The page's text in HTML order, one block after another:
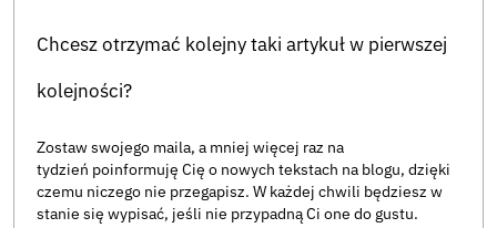
Chcesz otrzymać kolejny taki artykuł w pierwszej
kolejności?
Zostaw swojego maila, a mniej więcej raz na
tydzień poinformuję Cię o nowych tekstach na blogu, dzięki
czemu niczego nie przegapisz. W każdej chwili będziesz w
stanie się wypisać, jeśli nie przypadną Ci one do gustu.